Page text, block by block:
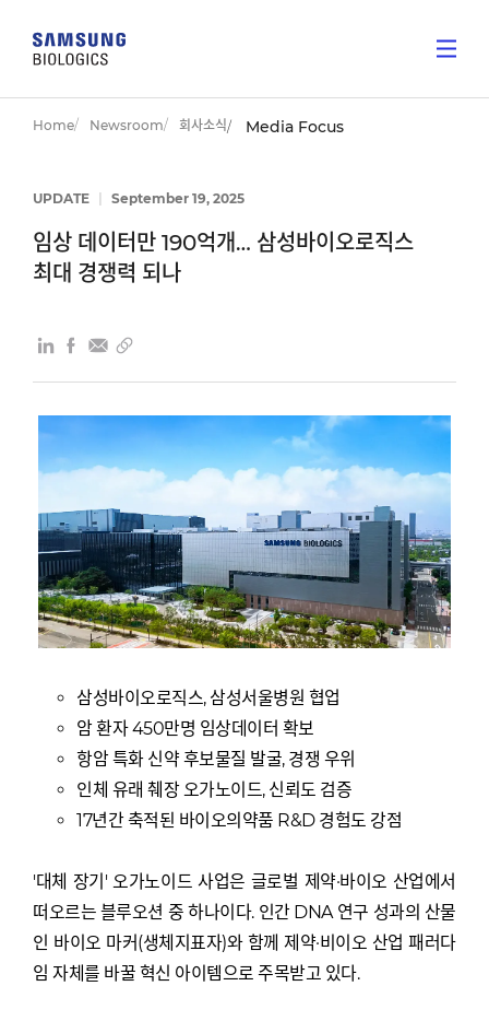
Home Newsroom 회사소식 Media Focus
UPDATE September 19, 2025
임상 데이터만 190억개… 삼성바이오로직스
최대 경쟁력 되나
삼성바이오로직스, 삼성서울병원 협업
암 환자 450만명 임상데이터 확보
항암 특화 신약 후보물질 발굴, 경쟁 우위
인체 유래 췌장 오가노이드, 신뢰도 검증
17년간 축적된 바이오의약품 R&D 경험도 강점
'대체 장기' 오가노이드 사업은 글로벌 제약·바이오 산업에서
떠오르는 블루오션 중 하나이다. 인간 DNA 연구 성과의 산물
인 바이오 마커(생체지표자)와 함께 제약·비이오 산업 패러다
임 자체를 바꿀 혁신 아이템으로 주목받고 있다.